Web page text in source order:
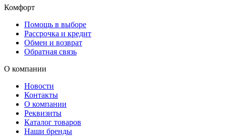
Комфорт
Помощь в выборе
Рассрочка и кредит
Обмен и возврат
Обратная связь
О компании
Новости
Контакты
О компании
Реквизиты
Каталог товаров
Наши бренды